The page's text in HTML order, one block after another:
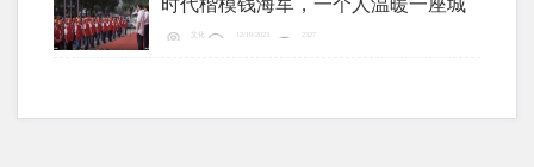
时代楷模钱海军，一个人温暖一座城
文化 12/19/2023 2327